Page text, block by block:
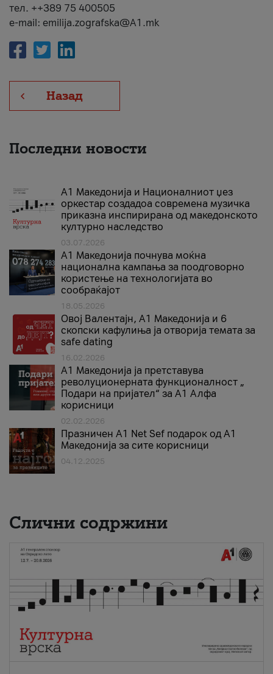
тел. ++389 75 400505
e-mail: emilija.zografska@A1.mk
Назад
Последни новости
А1 Македонија и Националниот џез
оркестар создадоа современа музичка
приказна инспирирана од македонското
културно наследство
03.07.2026
A1 Македонија почнува моќна
национална кампања за поодговорно
користење на технологијата во
сообраќајот
18.05.2026
Овој Валентајн, A1 Македонија и 6
скопски кафулиња ја отворија темата за
safe dating
16.02.2026
А1 Македонија ја претставува
револуционерната функционалност „
Подари на пријател“ за А1 Алфа
корисници
02.02.2026
Празничен A1 Net Sеf подарок од А1
Македонија за сите корисници
04.12.2025
Слични содржини